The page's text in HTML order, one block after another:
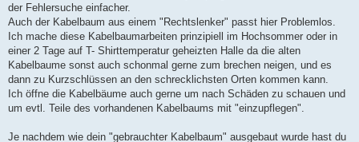
der Fehlersuche einfacher.
Auch der Kabelbaum aus einem "Rechtslenker" passt hier Problemlos.
Ich mache diese Kabelbaumarbeiten prinzipiell im Hochsommer oder in
einer 2 Tage auf T- Shirttemperatur geheizten Halle da die alten
Kabelbaume sonst auch schonmal gerne zum brechen neigen, und es
dann zu Kurzschlüssen an den schrecklichsten Orten kommen kann.
Ich öffne die Kabelbäume auch gerne um nach Schäden zu schauen und
um evtl. Teile des vorhandenen Kabelbaums mit "einzupflegen".
Je nachdem wie dein "gebrauchter Kabelbaum" ausgebaut wurde hast du